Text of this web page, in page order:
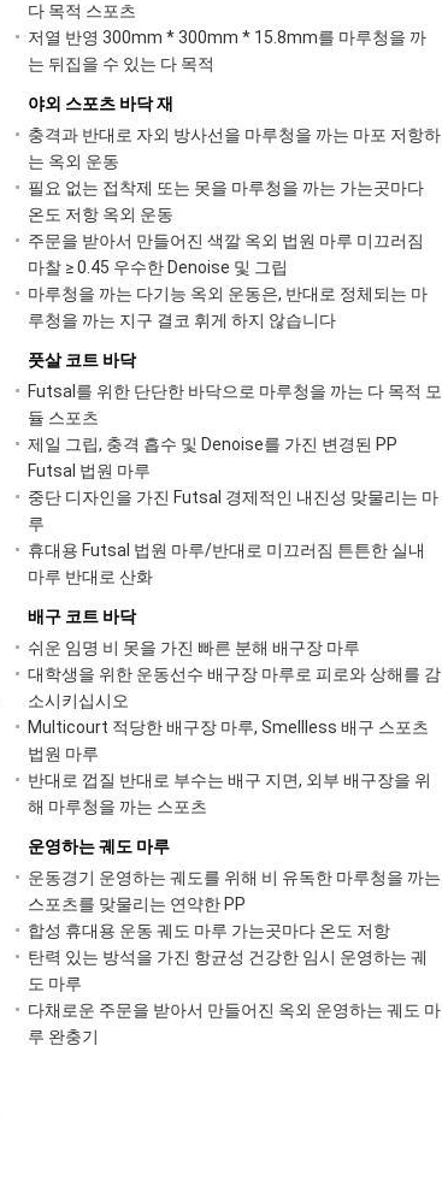
다 목적 스포츠
저열 반영 300mm * 300mm * 15.8mm를 마루청을 까
는 뒤집을 수 있는 다 목적
야외 스포츠 바닥 재
충격과 반대로 자외 방사선을 마루청을 까는 마포 저항하
는 옥외 운동
필요 없는 접착제 또는 못을 마루청을 까는 가는곳마다
온도 저항 옥외 운동
주문을 받아서 만들어진 색깔 옥외 법원 마루 미끄러짐
마찰 ≥ 0.45 우수한 Denoise 및 그립
마루청을 까는 다기능 옥외 운동은, 반대로 정체되는 마
루청을 까는 지구 결코 휘게 하지 않습니다
풋살 코트 바닥
Futsal를 위한 단단한 바닥으로 마루청을 까는 다 목적 모
듈 스포츠
제일 그립, 충격 흡수 및 Denoise를 가진 변경된 PP
Futsal 법원 마루
중단 디자인을 가진 Futsal 경제적인 내진성 맞물리는 마
루
휴대용 Futsal 법원 마루/반대로 미끄러짐 튼튼한 실내
마루 반대로 산화
배구 코트 바닥
쉬운 임명 비 못을 가진 빠른 분해 배구장 마루
대학생을 위한 운동선수 배구장 마루로 피로와 상해를 감
소시키십시오
Multicourt 적당한 배구장 마루, Smellless 배구 스포츠
법원 마루
반대로 껍질 반대로 부수는 배구 지면, 외부 배구장을 위
해 마루청을 까는 스포츠
운영하는 궤도 마루
운동경기 운영하는 궤도를 위해 비 유독한 마루청을 까는
스포츠를 맞물리는 연약한 PP
합성 휴대용 운동 궤도 마루 가는곳마다 온도 저항
탄력 있는 방석을 가진 항균성 건강한 임시 운영하는 궤
도 마루
다채로운 주문을 받아서 만들어진 옥외 운영하는 궤도 마
루 완충기